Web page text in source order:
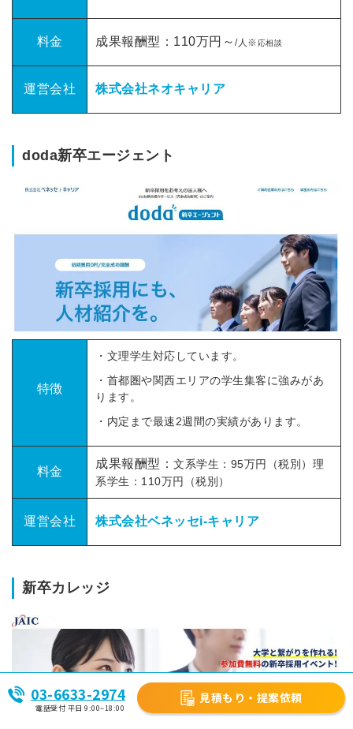
料金 成果報酬型：110万円～ /人※ 応相談
運営会社 株式会社ネオキャリア
doda新卒エージェント
特徴
・文理学生対応しています。
・首都圏や関西エリアの学生集客に強みがあ
ります。
・内定まで最速2週間の実績があります。
料金
成果報酬型： 文系学生：95万円（税別）理
系学生：110万円（税別）
運営会社 株式会社ベネッセi-キャリア
新卒カレッジ
03-6633-2974
電話受付 平日 9:00~18:00
見積もり・提案依頼